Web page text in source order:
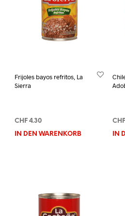
Frijoles bayos refritos, La
Sierra
CHF 4.30
IN DEN WARENKORB
CHF
IN